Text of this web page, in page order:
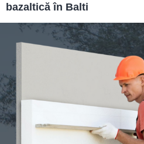
bazaltică în Balti